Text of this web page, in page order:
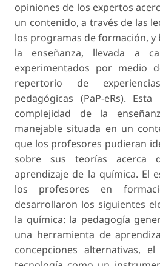
opiniones de los expertos
un contenido, a través de las
los programas de formación, y
la enseñanza, llevada a
experimentados por medio
repertorio de
pedagógicas (PaP-eRs).
complejidad de la
manejable situada en un
que los profesores pudieran
sobre sus teorías acerca
aprendizaje de la química. El
los profesores en
desarrollaron los siguientes
la química: la pedagogía
una herramienta de
concepciones alternativas,